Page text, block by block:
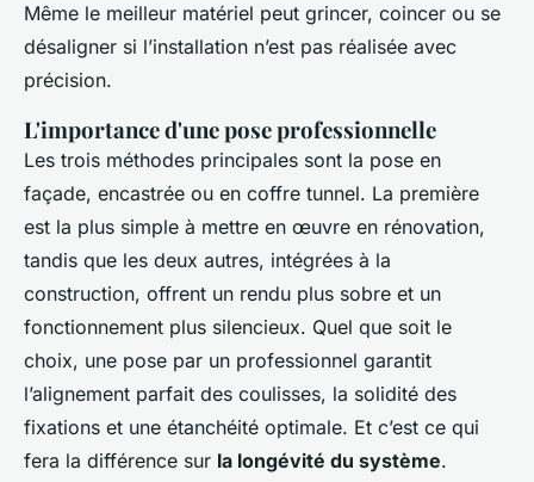
Même le meilleur matériel peut grincer, coincer ou se
désaligner si l’installation n’est pas réalisée avec
précision.
L'importance d'une pose professionnelle
Les trois méthodes principales sont la pose en
façade, encastrée ou en coffre tunnel. La première
est la plus simple à mettre en œuvre en rénovation,
tandis que les deux autres, intégrées à la
construction, offrent un rendu plus sobre et un
fonctionnement plus silencieux. Quel que soit le
choix, une pose par un professionnel garantit
l’alignement parfait des coulisses, la solidité des
fixations et une étanchéité optimale. Et c’est ce qui
fera la différence sur la longévité du système.